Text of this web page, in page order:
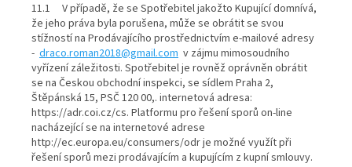
11.1 V případě, že se Spotřebitel jakožto Kupující domnívá,
že jeho práva byla porušena, může se obrátit se svou
stížností na Prodávajícího prostřednictvím e-mailové adresy
- draco.roman2018@gmail.com v zájmu mimosoudního
vyřízení záležitosti. Spotřebitel je rovněž oprávněn obrátit
se na Českou obchodní inspekci, se sídlem Praha 2,
Štěpánská 15, PSČ 120 00,. internetová adresa:
https://adr.coi.cz/cs. Platformu pro řešení sporů on-line
nacházející se na internetové adrese
http://ec.europa.eu/consumers/odr je možné využít při
řešení sporů mezi prodávajícím a kupujícím z kupní smlouvy.